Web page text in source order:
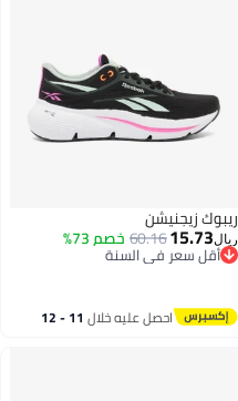
ريبوك زيجنيشن
ريال15.73
60.16خصم 73%
أقل سعر في السنة
أقل سعر في السنة
احصل عليه خلال 11 - 12